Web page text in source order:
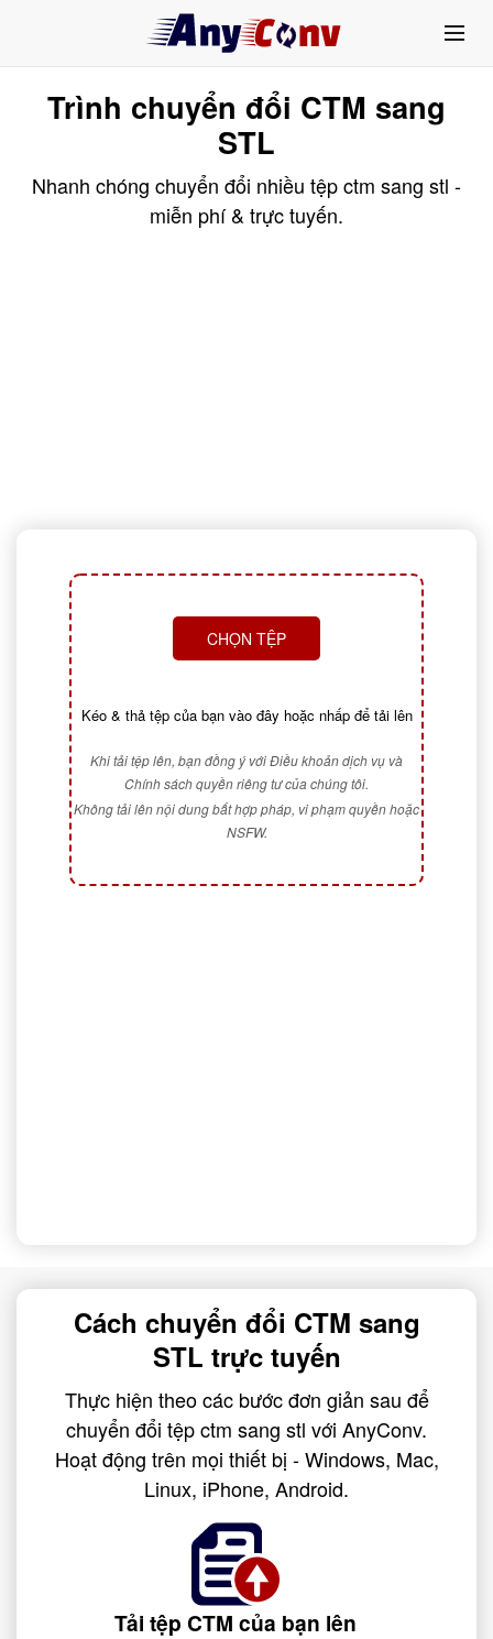
Trình chuyển đổi CTM sang
STL
Nhanh chóng chuyển đổi nhiều tệp ctm sang stl -
miễn phí & trực tuyến.
CHỌN TỆP
Kéo & thả tệp của bạn vào đây hoặc nhấp để tải lên
Khi tải tệp lên, bạn đồng ý với Điều khoản dịch vụ và
Chính sách quyền riêng tư của chúng tôi.
Không tải lên nội dung bất hợp pháp, vi phạm quyền hoặc
NSFW.
Cách chuyển đổi CTM sang
STL trực tuyến
Thực hiện theo các bước đơn giản sau để
chuyển đổi tệp ctm sang stl với AnyConv.
Hoạt động trên mọi thiết bị - Windows, Mac,
Linux, iPhone, Android.
Tải tệp CTM của bạn lên